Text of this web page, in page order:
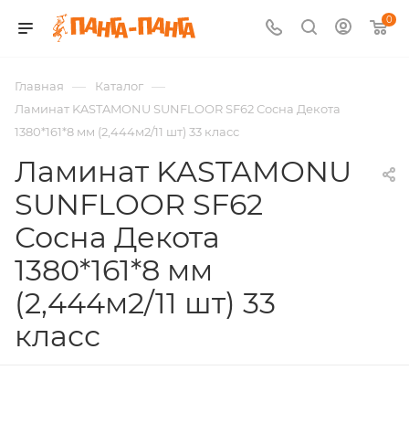
0
Главная — Каталог —
Ламинат KASTAMONU SUNFLOOR SF62 Сосна Декота
1380*161*8 мм (2,444м2/11 шт) 33 класс
Ламинат KASTAMONU
SUNFLOOR SF62
Сосна Декота
1380*161*8 мм
(2,444м2/11 шт) 33
класс